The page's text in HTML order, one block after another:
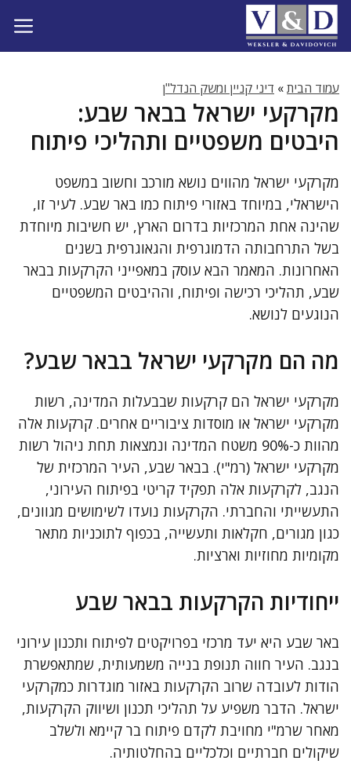
לדלג
לתוכן
עמוד הבית» דיני קניין ומשק הנדל"ן
מקרקעי ישראל בבאר שבע:
היבטים משפטיים ותהליכי פיתוח
מקרקעי ישראל מהווים נושא מורכב וחשוב במשפט
הישראלי, במיוחד באזורי פיתוח כמו באר שבע. לעיר זו,
שהינה אחת המרכזיות בדרום הארץ, יש חשיבות מיוחדת
בשל התרחבותה הדמוגרפית והגאוגרפית בשנים
האחרונות. המאמר הבא עוסק במאפייני הקרקעות בבאר
שבע, תהליכי רכישה ופיתוח, וההיבטים המשפטיים
הנוגעים לנושא.
מה הם מקרקעי ישראל בבאר שבע?
מקרקעי ישראל הם קרקעות שבבעלות המדינה, רשות
מקרקעי ישראל או מוסדות ציבוריים אחרים. קרקעות אלה
מהוות כ-90% משטח המדינה ונמצאות תחת ניהול רשות
מקרקעי ישראל (רמ"י). בבאר שבע, העיר המרכזית של
הנגב, לקרקעות אלה תפקיד קריטי בפיתוח העירוני,
התעשייתי והחברתי. הקרקעות נועדו לשימושים מגוונים,
כגון מגורים, חקלאות ותעשייה, בכפוף לתוכניות מתאר
מקומיות מחוזיות וארציות.
ייחודיות הקרקעות בבאר שבע
באר שבע היא יעד מרכזי בפרויקטים לפיתוח ותכנון עירוני
בנגב. העיר חווה תנופת בנייה משמעותית, שמתאפשרת
הודות לעובדה שרוב הקרקעות באזור מוגדרות כמקרקעי
ישראל. הדבר משפיע על תהליכי תכנון ושיווק הקרקעות,
מאחר שרמ"י מחויבת לקדם פיתוח בר קיימא ולשלב
שיקולים חברתיים וכלכליים בהחלטותיה.